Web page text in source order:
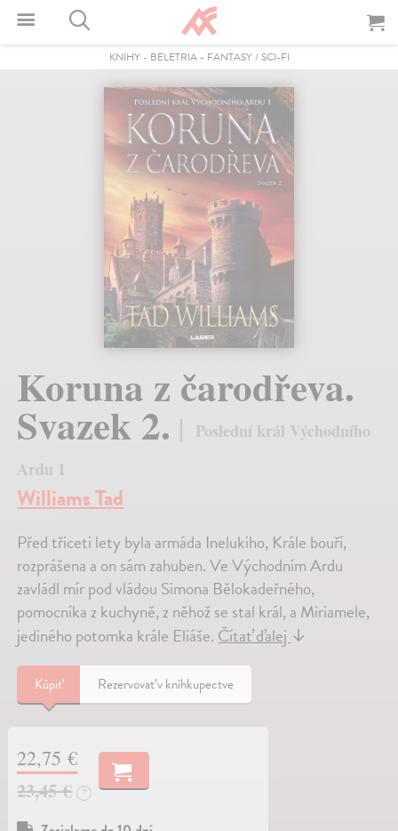
KNIHY- BELETRIA- FANTASY / SCI-FI
Koruna z čarodřeva.
Svazek 2.
Poslední král Východního
Ardu 1
Williams Tad
Před třiceti lety byla armáda Inelukiho, Krále bouří,
rozprášena a on sám zahuben. Ve Východním Ardu
zavládl mír pod vládou Simona Bělokadeřného,
pomocníka z kuchyně, z něhož se stal král, a Miriamele,
jediného potomka krále Eliáše. Čítať ďalej ↓
Kúpiť Rezervovať v kníhkupectve
22,75 €
23,45 €
?